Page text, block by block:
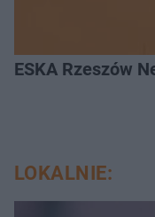
ESKA Rzeszów
LOKALNIE: